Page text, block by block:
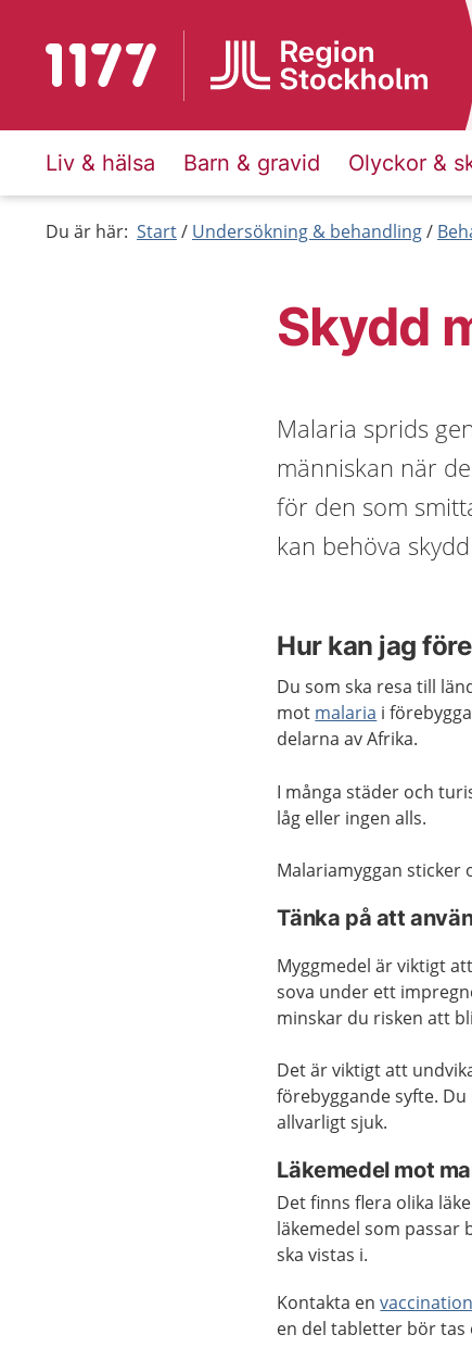
Till startsidan för 1177
Liv & hälsa Barn & gravid Olyckor &
Du är här: Start Undersökning & behandling
Skydd
Malaria sprids
människan när
för den som
kan behöva
Hur kan jag
Du som ska resa till
mot malaria i
delarna av Afrika.
I många städer och
låg eller ingen alls.
Malariamyggan sticker
Tänka på att
Myggmedel är viktigt
sova under ett
minskar du risken att
Det är viktigt att
förebyggande syfte.
allvarligt sjuk.
Läkemedel mot
Det finns flera olika
läkemedel som
ska vistas i.
Kontakta en
en del tabletter bör